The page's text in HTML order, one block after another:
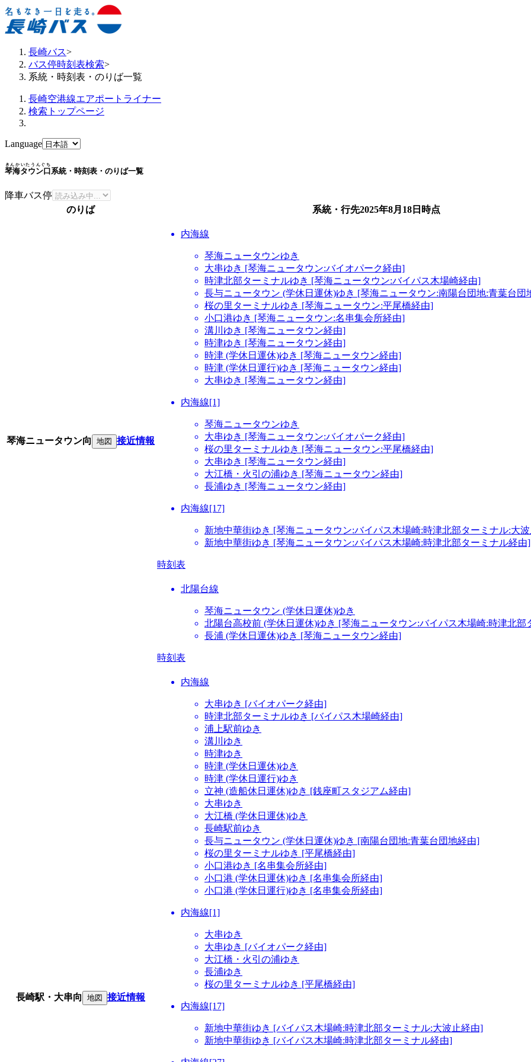
長崎バス>
バス停時刻表検索>
系統・時刻表・のりば一覧
長崎空港線エアポートライナー
検索トップページ
Language
琴海タウン口
きんかいたうんぐち
系統・時刻表・のりば一覧
降車バス停
のりば
系統・行先2025年8月18日 時点
琴海ニュータウン向 地図 接近情報
内海線
琴海ニュータウンゆき
大串ゆき [琴海ニュータウン:バイオパーク経由]
時津北部ターミナルゆき [琴海ニュータウン:バイパス木場崎経由]
長与ニュータウン (学休日運休)ゆき [琴海ニュータウン:南陽台団地:青葉台団
桜の里ターミナルゆき [琴海ニュータウン:平尾橋経由]
小口港ゆき [琴海ニュータウン:名串集会所経由]
溝川ゆき [琴海ニュータウン経由]
時津ゆき [琴海ニュータウン経由]
時津 (学休日運休)ゆき [琴海ニュータウン経由]
時津 (学休日運行)ゆき [琴海ニュータウン経由]
大串ゆき [琴海ニュータウン経由]
内海線[1]
琴海ニュータウンゆき
大串ゆき [琴海ニュータウン:バイオパーク経由]
桜の里ターミナルゆき [琴海ニュータウン:平尾橋経由]
大串ゆき [琴海ニュータウン経由]
大江橋・火引の浦ゆき [琴海ニュータウン経由]
長浦ゆき [琴海ニュータウン経由]
内海線[17]
新地中華街ゆき [琴海ニュータウン:バイパス木場崎:時津北部ターミナル:大
新地中華街ゆき [琴海ニュータウン:バイパス木場崎:時津北部ターミナル経由]
時刻表
北陽台線
琴海ニュータウン (学休日運休)ゆき
北陽台高校前 (学休日運休)ゆき [琴海ニュータウン:バイパス木場崎:時津北部
長浦 (学休日運休)ゆき [琴海ニュータウン経由]
時刻表
長崎駅・大串向 地図 接近情報
内海線
大串ゆき [バイオパーク経由]
時津北部ターミナルゆき [バイパス木場崎経由]
浦上駅前ゆき
溝川ゆき
時津ゆき
時津 (学休日運休)ゆき
時津 (学休日運行)ゆき
立神 (造船休日運休)ゆき [銭座町スタジアム経由]
大串ゆき
大江橋 (学休日運休)ゆき
長崎駅前ゆき
長与ニュータウン (学休日運休)ゆき [南陽台団地:青葉台団地経由]
桜の里ターミナルゆき [平尾橋経由]
小口港ゆき [名串集会所経由]
小口港 (学休日運休)ゆき [名串集会所経由]
小口港 (学休日運行)ゆき [名串集会所経由]
内海線[1]
大串ゆき
大串ゆき [バイオパーク経由]
大江橋・火引の浦ゆき
長浦ゆき
桜の里ターミナルゆき [平尾橋経由]
内海線[17]
新地中華街ゆき [バイパス木場崎:時津北部ターミナル:大波止経由]
新地中華街ゆき [バイパス木場崎:時津北部ターミナル経由]